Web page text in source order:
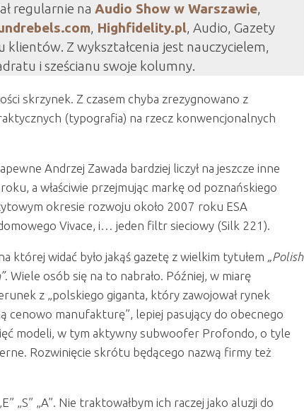
regularnie na Audio Show w Warszawie,
, Highfidelity.pl, Audio, Gazety
Z wykształcenia jest nauczycielem,
i sześcianu swoje kolumny.
skrzynek. Z czasem chyba zrezygnowano z
(typografia) na rzecz konwencjonalnych
Andrzej Zawada bardziej liczył na jeszcze inne
a właściwie przejmując markę od poznańskiego
okresie rozwoju około 2007 roku ESA
Vivace, i… jeden filtr sieciowy (Silk 221).
której widać było jakąś gazetę z wielkim tytułem „Polish
. Wiele osób się na to nabrało. Później, w miarę
z „polskiego giganta, który zawojował rynek
cenowo manufakturę”, lepiej pasujący do obecnego
modeli, w tym aktywny subwoofer Profondo, o tyle
Rozwinięcie skrótu będącego nazwą firmy też
„S” „A”. Nie traktowałbym ich raczej jako aluzji do